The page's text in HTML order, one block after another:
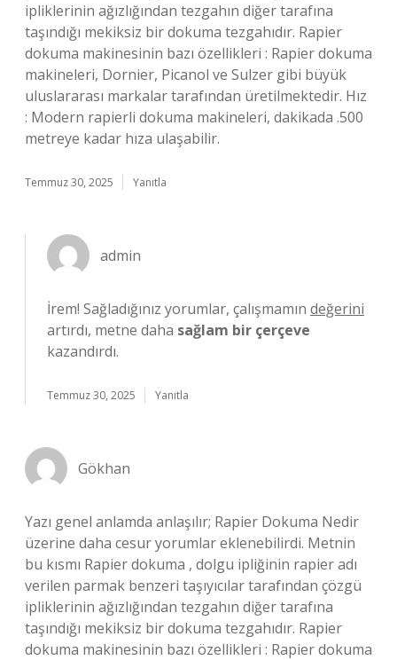
ipliklerinin ağızlığından tezgahın diğer tarafına
taşındığı mekiksiz bir dokuma tezgahıdır. Rapier
dokuma makinesinin bazı özellikleri : Rapier dokuma
makineleri, Dornier, Picanol ve Sulzer gibi büyük
uluslararası markalar tarafından üretilmektedir. Hız
: Modern rapierli dokuma makineleri, dakikada .500
metreye kadar hıza ulaşabilir.
Temmuz 30, 2025 Yanıtla
admin
İrem! Sağladığınız yorumlar, çalışmamın değerini
artırdı, metne daha sağlam bir çerçeve
kazandırdı.
Temmuz 30, 2025 Yanıtla
Gökhan
Yazı genel anlamda anlaşılır; Rapier Dokuma Nedir
üzerine daha cesur yorumlar eklenebilirdi. Metnin
bu kısmı Rapier dokuma , dolgu ipliğinin rapier adı
verilen parmak benzeri taşıyıcılar tarafından çözgü
ipliklerinin ağızlığından tezgahın diğer tarafına
taşındığı mekiksiz bir dokuma tezgahıdır. Rapier
dokuma makinesinin bazı özellikleri : Rapier dokuma